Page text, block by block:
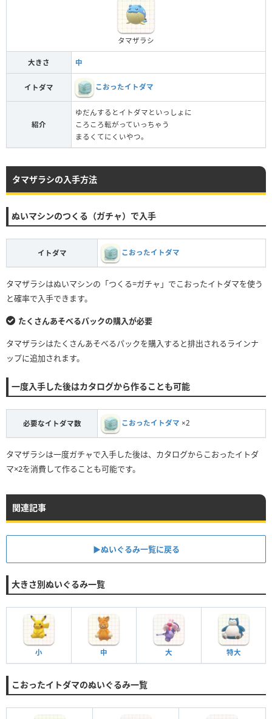
タマザラシ
大きさ 中
イトダマ こおったイトダマ
紹介
ゆだんするとイトダマといっしょに
ころころ転がっていっちゃう
まるくてにくいやつ。
タマザラシの入手方法
ぬいマシンのつくる（ガチャ）で入手
イトダマ こおったイトダマ
タマザラシはぬいマシンの「つくる=ガチャ」でこおったイトダマを使う
と確率で入手できます。
たくさんあそべるパックの購入が必要
タマザラシはたくさんあそべるパックを購入すると排出されるラインナ
ップに追加されます。
一度入手した後はカタログから作ることも可能
必要なイトダマ数 こおったイトダマ ×2
タマザラシは一度ガチャで入手した後は、カタログからこおったイトダ
マ×2を消費して作ることも可能です。
関連記事
▶︎ぬいぐるみ一覧に戻る
大きさ別ぬいぐるみ一覧
小 中 大 特大
こおったイトダマのぬいぐるみ一覧